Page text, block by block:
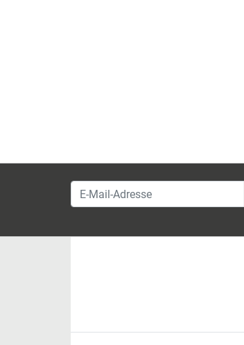
E-Mail-Adresse